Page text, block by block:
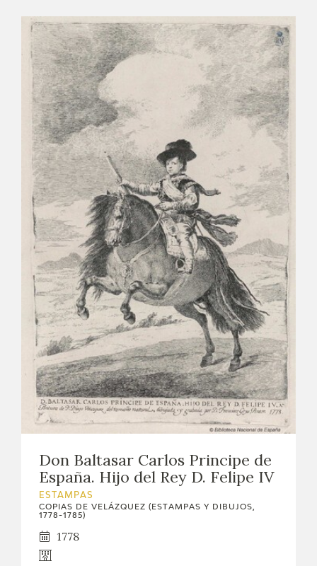
Don Baltasar Carlos Principe de
España. Hijo del Rey D. Felipe IV
ESTAMPAS
COPIAS DE VELÁZQUEZ (ESTAMPAS Y DIBUJOS,
1778-1785)
1778